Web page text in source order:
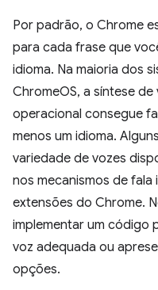
Por padrão, o Chrome
para cada frase que
idioma. Na maioria dos
ChromeOS, a síntese
operacional consegue
menos um idioma.
variedade de vozes
nos mecanismos de
extensões do Chrome.
implementar um código
voz adequada ou
opções.